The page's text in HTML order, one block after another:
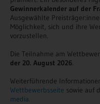
Gewinnerkalender auf der
Ausgewählte
Möglichkeit, sich und ihre
vorzustellen.
Die Teilnahme am
der 20. August 2026
Weiterführende
Wettbewerbsseite sowie auf
media.